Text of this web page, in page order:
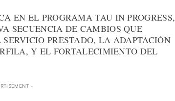
EN EL PROGRAMA TAU IN PROGRESS,
SECUENCIA DE CAMBIOS QUE
PRESTADO, LA ADAPTACIÓN
Y EL FORTALECIMIENTO DEL
-